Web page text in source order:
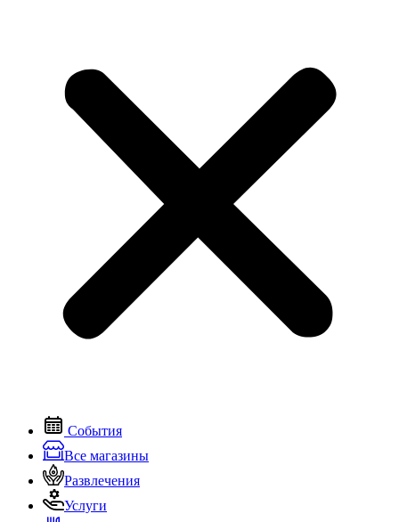
События
Все магазины
Развлечения
Услуги